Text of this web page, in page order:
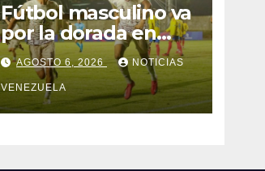
Fútbol masculino va
por la dorada en
Santo Domingo
AGOSTO 6, 2026 NOTICIAS
VENEZUELA